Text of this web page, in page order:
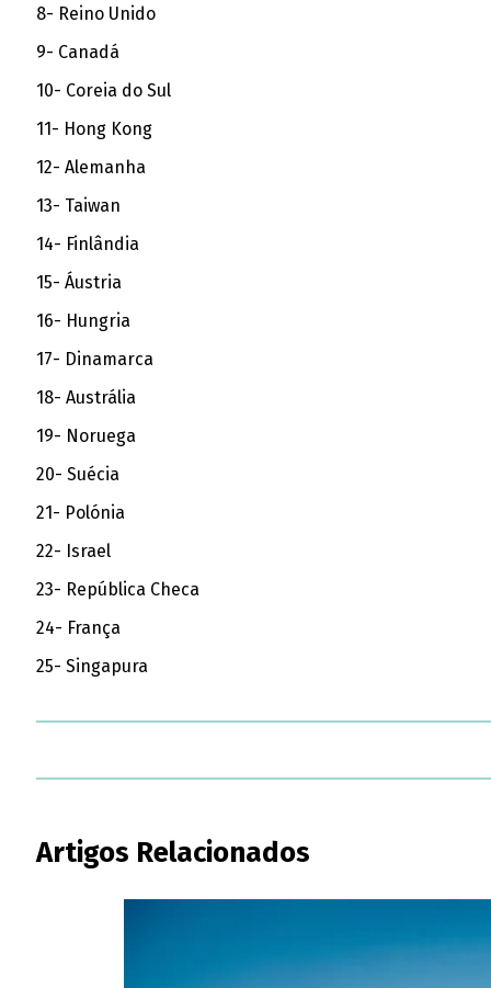
8- Reino Unido
9- Canadá
10- Coreia do Sul
11- Hong Kong
12- Alemanha
13- Taiwan
14- Finlândia
15- Áustria
16- Hungria
17- Dinamarca
18- Austrália
19- Noruega
20- Suécia
21- Polónia
22- Israel
23- República Checa
24- França
25- Singapura
Artigos Relacionados